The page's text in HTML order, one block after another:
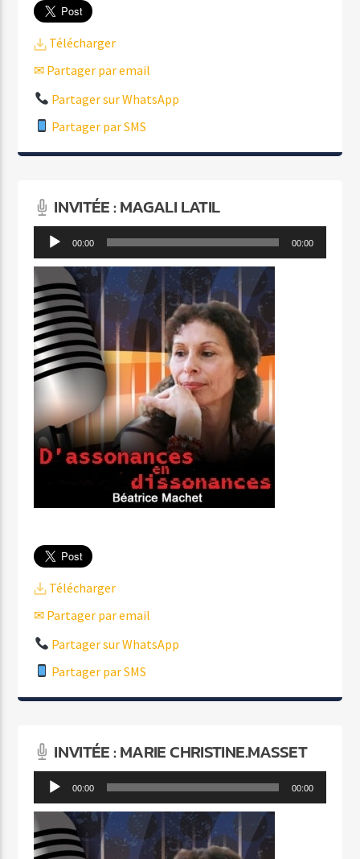
Télécharger
✉ Partager par email
Partager sur WhatsApp
Partager par SMS
INVITÉE : MAGALI LATIL
Lecteur 00:00 00:00
Télécharger
✉ Partager par email
Partager sur WhatsApp
Partager par SMS
INVITÉE : MARIE CHRISTINE.MASSET
Lecteur 00:00 00:00